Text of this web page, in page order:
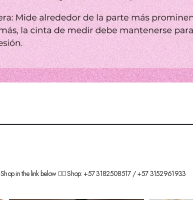
Shop in the link below 👇🏽Shop: +57 3182508517 / +57 3152961933